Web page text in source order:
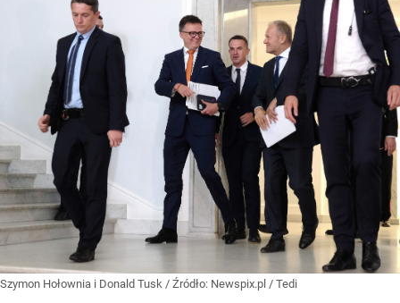
Szymon Hołownia i Donald Tusk / Źródło: Newspix.pl / Tedi